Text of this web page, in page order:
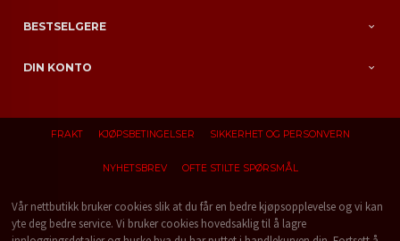
BESTSELGERE
DIN KONTO
FRAKT KJØPSBETINGELSER SIKKERHET OG PERSONVERN
NYHETSBREV OFTE STILTE SPØRSMÅL
Vår nettbutikk bruker cookies slik at du får en bedre kjøpsopplevelse og vi kan
yte deg bedre service. Vi bruker cookies hovedsaklig til å lagre